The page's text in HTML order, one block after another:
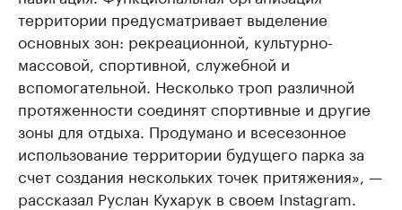
территории предусматривает выделение
основных зон: рекреационной, культурно-
массовой, спортивной, служебной и
вспомогательной. Несколько троп различной
протяженности соединят спортивные и другие
зоны для отдыха. Продумано и всесезонное
использование территории будущего парка за
счет создания нескольких точек притяжения», —
рассказал Руслан Кухарук в своем Instagram.